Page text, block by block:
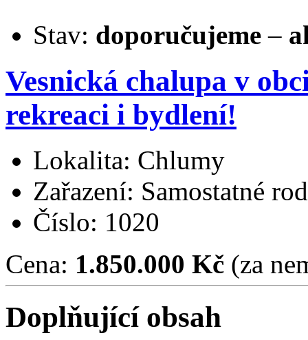
Stav: doporučujeme –
Vesnická chalupa v
rekreaci i bydlení!
Lokalita: Chlumy
Zařazení: Samostatné
Číslo: 1020
Cena: 1.850.000 Kč (za
Doplňující obsah